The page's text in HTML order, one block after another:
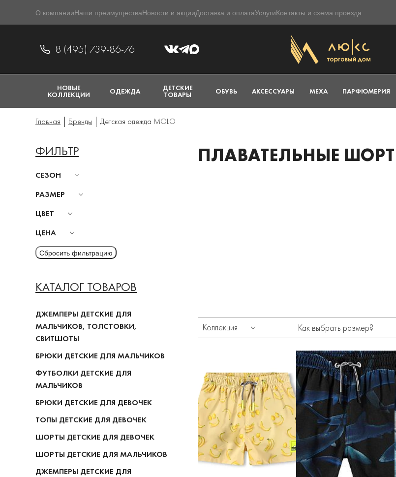
О компанииНаши преимуществаНовости и акцииДоставка и оплатаУслугиКонтакты и схема проезда
8 (495) 739-86-76
НОВЫЕ
КОЛЛЕКЦИИ ОДЕЖДА ДЕТСКИЕ
ТОВАРЫ ОБУВЬ АКСЕССУАРЫ МЕХА ПАРФЮМЕРИЯ
Главная Бренды Детская одежда MOLO
ФИЛЬТР
СЕЗОН
РАЗМЕР
ЦВЕТ
ЦЕНА
КАТАЛОГ ТОВАРОВ
ДЖЕМПЕРЫ ДЕТСКИЕ ДЛЯ
МАЛЬЧИКОВ, ТОЛСТОВКИ,
СВИТШОТЫ
БРЮКИ ДЕТСКИЕ ДЛЯ МАЛЬЧИКОВ
ФУТБОЛКИ ДЕТСКИЕ ДЛЯ
МАЛЬЧИКОВ
БРЮКИ ДЕТСКИЕ ДЛЯ ДЕВОЧЕК
ТОПЫ ДЕТСКИЕ ДЛЯ ДЕВОЧЕК
ШОРТЫ ДЕТСКИЕ ДЛЯ ДЕВОЧЕК
ШОРТЫ ДЕТСКИЕ ДЛЯ МАЛЬЧИКОВ
ДЖЕМПЕРЫ ДЕТСКИЕ ДЛЯ
ПЛАВАТЕЛЬНЫЕ
Коллекция Как выбрать размер?